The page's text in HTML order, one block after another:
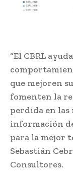
“El CBRL
que mejoren
fomenten la
perdida en
información
para la mejor
Sebastián
Consultores.